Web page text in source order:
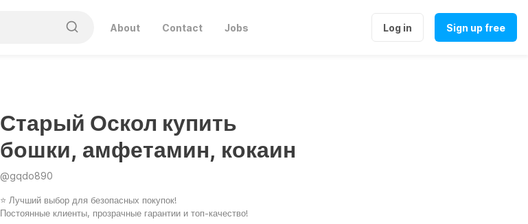
About Contact Jobs Log in Sign up free
Старый Оскол купить
бошки, амфетамин, кокаин
@gqdo890
⭐ Лучший выбор для безопасных покупок!
Постоянные клиенты, прозрачные гарантии и топ-качество!